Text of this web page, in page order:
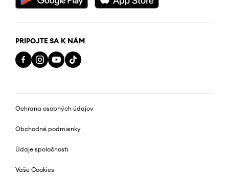
PRIPOJTE SA K NÁM
Ochrana osobných údajov
Obchodné podmienky
Údaje spoločnosti
Vaše Cookies